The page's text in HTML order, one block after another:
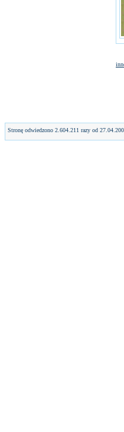
Stronę odwiedzono 2.604.211 razy od